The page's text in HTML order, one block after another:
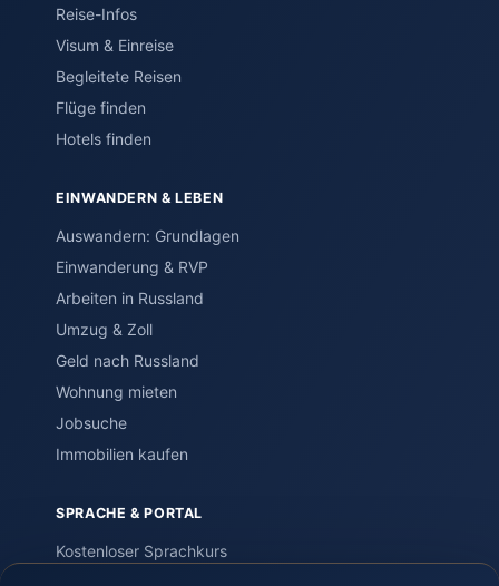
Reise-Infos
Visum & Einreise
Begleitete Reisen
Flüge finden
Hotels finden
EINWANDERN & LEBEN
Auswandern: Grundlagen
Einwanderung & RVP
Arbeiten in Russland
Umzug & Zoll
Geld nach Russland
Wohnung mieten
Jobsuche
Immobilien kaufen
SPRACHE & PORTAL
Kostenloser Sprachkurs